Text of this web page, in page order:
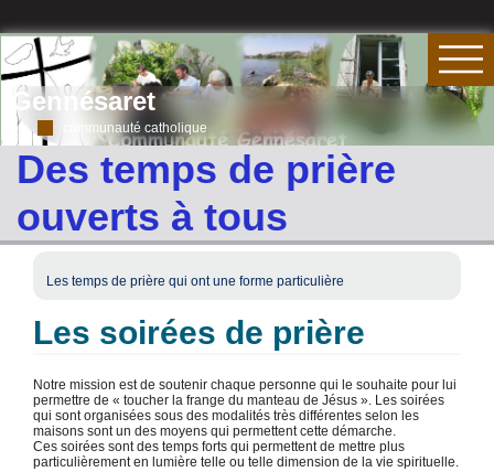
Gennésaret
communauté catholique
Des temps de prière
ouverts à tous
Les temps de prière qui ont une forme particulière
Les soirées de prière
Notre mission est de soutenir chaque personne qui le souhaite pour lui
permettre de « toucher la frange du manteau de Jésus ». Les soirées
qui sont organisées sous des modalités très différentes selon les
maisons sont un des moyens qui permettent cette démarche.
Ces soirées sont des temps forts qui permettent de mettre plus
particulièrement en lumière telle ou telle dimension de la vie spirituelle.